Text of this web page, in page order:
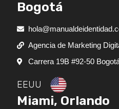
Bogotá
Agencia de Marketing
Carrera 19B #92-50
EEUU
Miami, Orlando